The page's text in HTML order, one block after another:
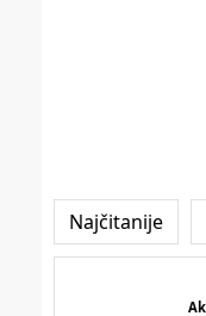
Najčitanije